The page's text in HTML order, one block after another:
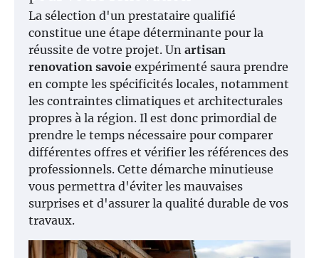
La sélection d'un prestataire qualifié
constitue une étape déterminante pour la
réussite de votre projet. Un artisan
renovation savoie expérimenté saura prendre
en compte les spécificités locales, notamment
les contraintes climatiques et architecturales
propres à la région. Il est donc primordial de
prendre le temps nécessaire pour comparer
différentes offres et vérifier les références des
professionnels. Cette démarche minutieuse
vous permettra d'éviter les mauvaises
surprises et d'assurer la qualité durable de vos
travaux.